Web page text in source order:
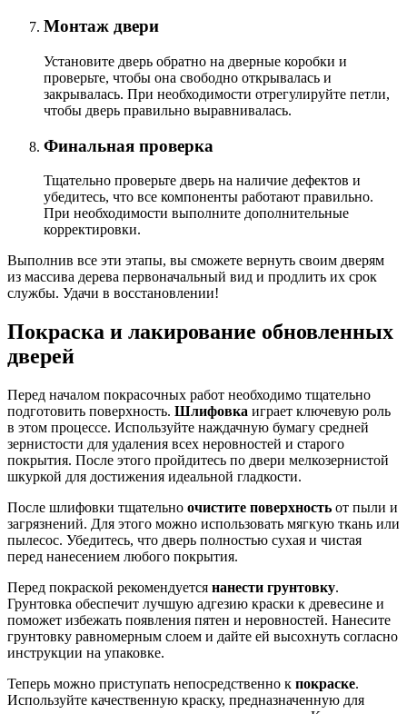
Монтаж двери
Установите дверь обратно на дверные коробки и
проверьте, чтобы она свободно открывалась и
закрывалась. При необходимости отрегулируйте петли,
чтобы дверь правильно выравнивалась.
Финальная проверка
Тщательно проверьте дверь на наличие дефектов и
убедитесь, что все компоненты работают правильно.
При необходимости выполните дополнительные
корректировки.
Выполнив все эти этапы, вы сможете вернуть своим дверям
из массива дерева первоначальный вид и продлить их срок
службы. Удачи в восстановлении!
Покраска и лакирование обновленных
дверей
Перед началом покрасочных работ необходимо тщательно
подготовить поверхность. Шлифовка играет ключевую роль
в этом процессе. Используйте наждачную бумагу средней
зернистости для удаления всех неровностей и старого
покрытия. После этого пройдитесь по двери мелкозернистой
шкуркой для достижения идеальной гладкости.
После шлифовки тщательно очистите поверхность от пыли и
загрязнений. Для этого можно использовать мягкую ткань или
пылесос. Убедитесь, что дверь полностью сухая и чистая
перед нанесением любого покрытия.
Перед покраской рекомендуется нанести грунтовку.
Грунтовка обеспечит лучшую адгезию краски к древесине и
поможет избежать появления пятен и неровностей. Нанесите
грунтовку равномерным слоем и дайте ей высохнуть согласно
инструкции на упаковке.
Теперь можно приступать непосредственно к покраске.
Используйте качественную краску, предназначенную для